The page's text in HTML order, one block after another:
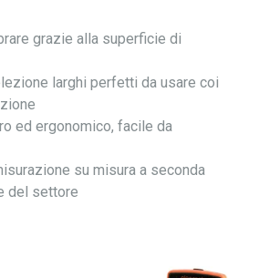
grazie alla superficie di
larghi perfetti da usare coi
ed ergonomico, facile da
su misura a seconda
del settore